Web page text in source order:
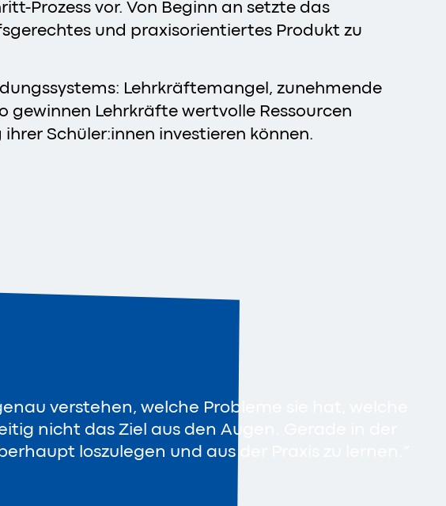
Prozess vor. Von Beginn an setzte das
und praxisorientiertes Produkt zu
Lehrkräftemangel, zunehmende
gewinnen Lehrkräfte wertvolle Ressourcen
Schüler:innen investieren können.
verstehen, welche Probleme sie hat, welche
nicht das Ziel aus den Augen. Gerade in der
loszulegen und aus der Praxis zu lernen.“